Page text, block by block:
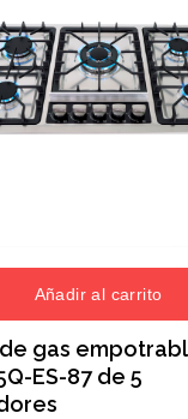
Añadir al carrito
gas
ES-87 de 5